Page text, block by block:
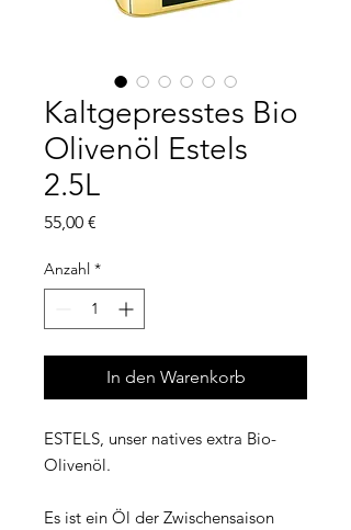
Kaltgepresstes Bio
Olivenöl Estels
2.5L
55,00 €
Anzahl *
In den Warenkorb
ESTELS, unser natives extra Bio-
Olivenöl.
Es ist ein Öl der Zwischensaison